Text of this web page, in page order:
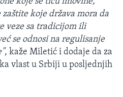
koje država mora da
veze sa tradicijom ili
se odnosi na regulisanje
, kaže Miletić i dodaje da za
vlast u Srbiji u posljednjih